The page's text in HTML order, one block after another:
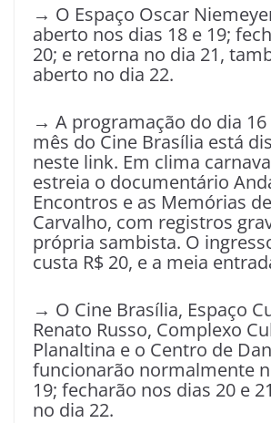
→ O Espaço Oscar
aberto nos dias 18 e 19;
20; e retorna no dia 21,
aberto no dia 22.
→ A programação do dia 16
mês do Cine Brasília está
neste link. Em clima
estreia o documentário
Encontros e as Memórias
Carvalho, com registros
própria sambista. O
custa R$ 20, e a meia
→ O Cine Brasília, Espaço
Renato Russo, Complexo
Planaltina e o Centro de
funcionarão normalmente
19; fecharão nos dias 20 e
no dia 22.